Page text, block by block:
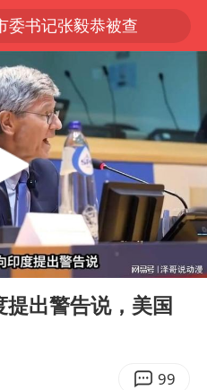
委书记张毅恭被查
“电影+”如何激发千亿级消费新活力？
台风白海豚已进入24小时警戒线
沙特土耳其巴基斯坦签署共同防务协议
你一招提升气血
四川宜宾市高县4.9级地震致1人死亡
韩磊 谁帮谁
全球首个长时储能一体化产业园量产
：立秋后养心是关键
出警告说，美国
99